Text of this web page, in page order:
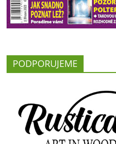
PODPORUJEME